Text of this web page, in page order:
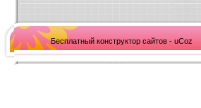
Бесплатный конструктор сайтов - uCoz